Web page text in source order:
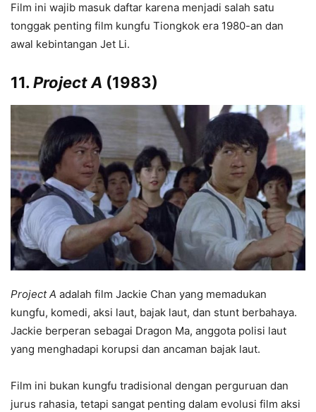
Film ini wajib masuk daftar karena menjadi salah satu
tonggak penting film kungfu Tiongkok era 1980-an dan
awal kebintangan Jet Li.
11. Project A (1983)
Project A adalah film Jackie Chan yang memadukan
kungfu, komedi, aksi laut, bajak laut, dan stunt berbahaya.
Jackie berperan sebagai Dragon Ma, anggota polisi laut
yang menghadapi korupsi dan ancaman bajak laut.
Film ini bukan kungfu tradisional dengan perguruan dan
jurus rahasia, tetapi sangat penting dalam evolusi film aksi